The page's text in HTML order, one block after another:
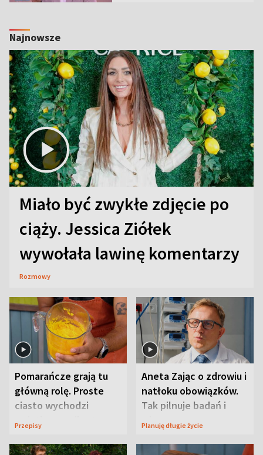
Najnowsze
Miało być zwykłe zdjęcie po
ciąży. Jessica Ziółek
wywołała lawinę komentarzy
Rozmowy
Pomarańcze grają tu
główną rolę. Proste
ciasto wychodzi
wyjątkowo wilgotne
Przepisy
Aneta Zając o zdrowiu i
natłoku obowiązków.
Tak pilnuje badań i
wizyt
Planuję długie życie